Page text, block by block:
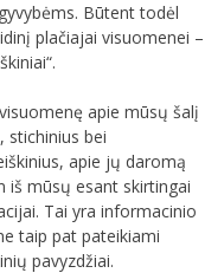
Būtent todėl
plačiajai visuomenei –
apie mūsų šalį
stichinius bei
apie jų daromą
iš mūsų esant skirtingai
Tai yra informacinio
taip pat pateikiami
pavyzdžiai.